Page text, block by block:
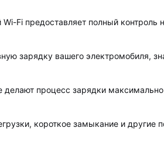
Fi предоставляет полный контроль
зарядку вашего электромобиля,
делают процесс зарядки
короткое замыкание и другие